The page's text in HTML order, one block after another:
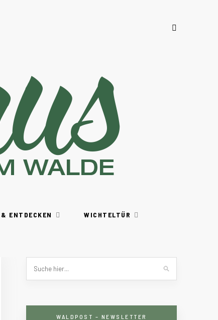
ENTDECKEN WICHTELTÜR
WALDPOST – NEWSLETTER